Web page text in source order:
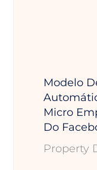
Modelo
Micro
Do
Property